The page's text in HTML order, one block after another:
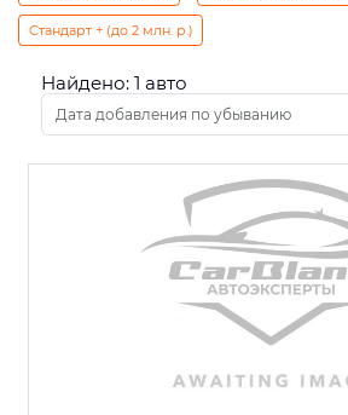
Стандарт + (до 2 млн. р.)
Найдено: 1 авто